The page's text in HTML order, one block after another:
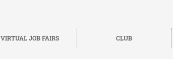
VIRTUAL JOB FAIRS CLUB